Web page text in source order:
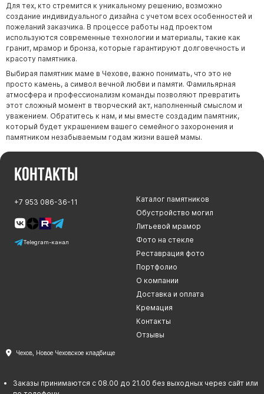
Для тех, кто стремится к уникальному решению, возможно
создание индивидуального дизайна с учетом всех особенностей и
пожеланий заказчика. В процессе работы над проектом
используются современные технологии и материалы, такие как
гранит, мрамор и бронза, которые гарантируют долговечность и
красоту памятника.
Выбирая памятник маме в Чехове, важно понимать, что это не
просто камень, а символ вечной любви и памяти. Фамильярная
атмосфера и профессионализм команды позволяют превратить
этот сложный момент в творческий акт, наполненный смыслом и
уважением. Обратитесь к нам, и мы вместе создадим памятник,
который будет украшением вашего семейного захоронения и
памятником незабываемым годам жизни вашей мамы.
Контакты
+7 953 086-36-11
Telegram-канал
Каталог памятников
Обустройство могил
Литьевой мрамор
Фото на стекле
Реставрация фото
Портфолио
О компании
Доставка и оплата
Кремация
Контакты
Отзывы
Чехов, Новое Чеховское кладбище
Заказы принимаются с 08.00 до 21.00 без выходных через сайт или